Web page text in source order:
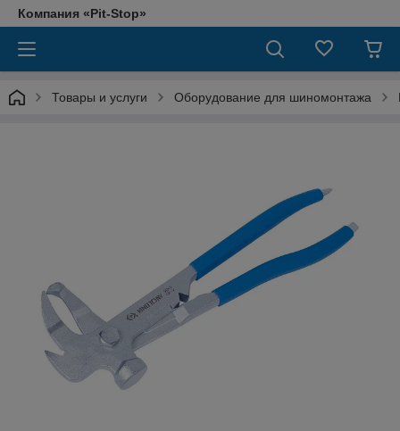
Компания «Pit-Stop»
Товары и услуги Оборудование для шиномонтажа